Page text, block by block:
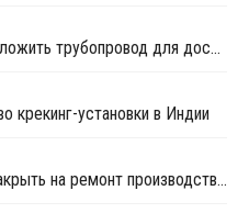
Индийская GAIL планирует проложить трубопровод для доставки этилена и пропилена до нефтекомплекса
крекинг-установки в Индии
Gail India планирует в апреле закрыть на ремонт производство этилена и ПЭ на линии №1 в Пате